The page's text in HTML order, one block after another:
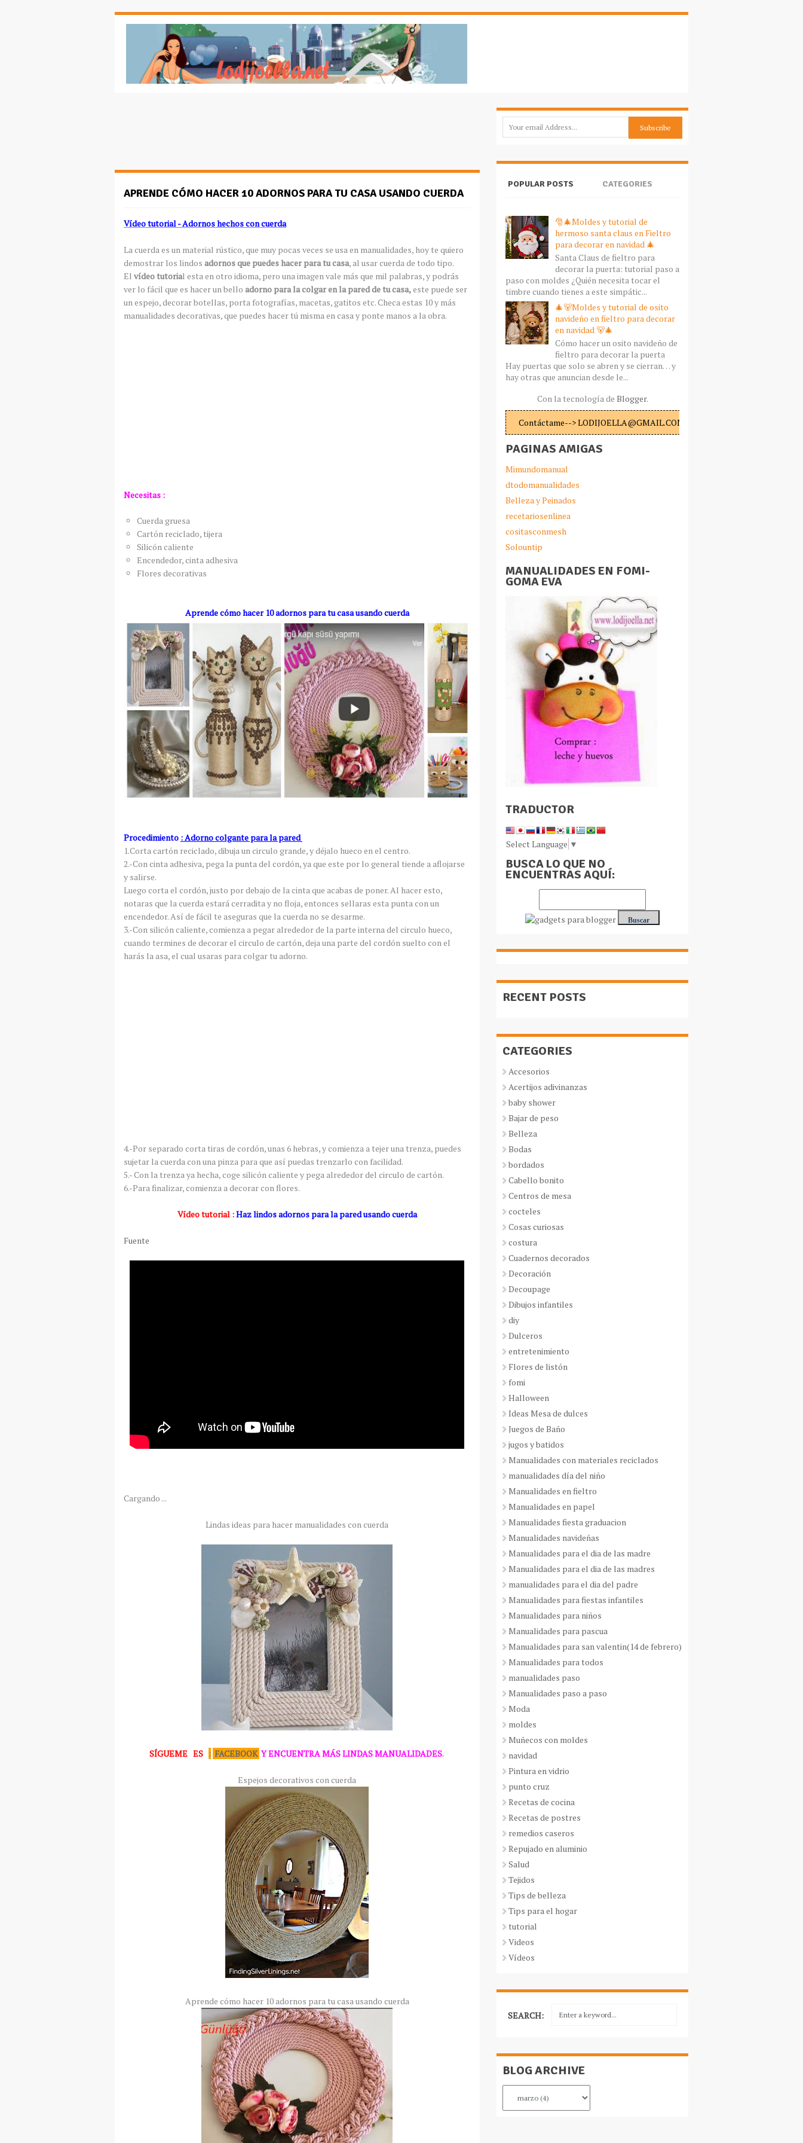
APRENDE CÓMO HACER 10 ADORNOS PARA TU CASA USANDO CUERDA
Vídeo tutorial - Adornos hechos con cuerda
La cuerda es un material rústico, que muy pocas veces se usa en manualidades, hoy te quiero
demostrar los lindos adornos que puedes hacer para tu casa, al usar cuerda de todo tipo.
El vídeo tutorial esta en otro idioma, pero una imagen vale más que mil palabras, y podrás
ver lo fácil que es hacer un bello adorno para la colgar en la pared de tu casa,este puede ser
un espejo, decorar botellas, porta fotografías, macetas, gatitos etc. Checa estas 10 y más
manualidades decorativas, que puedes hacer tú misma en casa y ponte manos a la obra.
Necesitas :
Cuerda gruesa
Cartón reciclado, tijera
Silicón caliente
Encendedor, cinta adhesiva
Flores decorativas
Aprende cómo hacer 10 adornos para tu casa usando cuerda
Procedimiento : Adorno colgante para la pared
1.Corta cartón reciclado, dibuja un circulo grande, y déjalo hueco en el centro.
2.-Con cinta adhesiva, pega la punta del cordón, ya que este por lo general tiende a aflojarse
y salirse.
Luego corta el cordón, justo por debajo de la cinta que acabas de poner. Al hacer esto,
notaras que la cuerda estará cerradita y no floja, entonces sellaras esta punta con un
encendedor. Así de fácil te aseguras que la cuerda no se desarme.
3.-Con silicón caliente, comienza a pegar alrededor de la parte interna del circulo hueco,
cuando termines de decorar el circulo de cartón, deja una parte del cordón suelto con el
harás la asa, el cual usaras para colgar tu adorno.
4.-Por separado corta tiras de cordón, unas 6 hebras, y comienza a tejer una trenza, puedes
sujetar la cuerda con una pinza para que así puedas trenzarlo con facilidad.
5.- Con la trenza ya hecha, coge silicón caliente y pega alrededor del circulo de cartón.
6.-Para finalizar, comienza a decorar con flores.
Vídeo tutorial :Haz lindos adornos para la pared usando cuerda
Fuente
Cargando ...
Lindas ideas para hacer manualidades con cuerda
SÍGUEME ES : FACEBOOK Y ENCUENTRA MÁS LINDAS MANUALIDADES.
Espejos decorativos con cuerda
Aprende cómo hacer 10 adornos para tu casa usando cuerda
POPULAR POSTS CATEGORIES
🎅🎄Moldes y tutorial de
hermoso santa claus en Fieltro
para decorar en navidad 🎄
Santa Claus de fieltro para
decorar la puerta: tutorial paso a
paso con moldes ¿Quién necesita tocar el
timbre cuando tienes a este simpátic...
🎄🐻Moldes y tutorial de osito
navideño en fieltro para decorar
en navidad 🐻🎄
Cómo hacer un osito navideño de
fieltro para decorar la puerta
Hay puertas que solo se abren y se cierran… y
hay otras que anuncian desde le...
Con la tecnología de Blogger.
Contáctame--> LODIJOELLA@GMAIL.COM
PAGINAS AMIGAS
Mimundomanual
dtodomanualidades
Belleza y Peinados
recetariosenlinea
cositasconmesh
Solountip
MANUALIDADES EN FOMI-
GOMA EVA
TRADUCTOR
Select Language ▼
BUSCA LO QUE NO
ENCUENTRAS AQUÍ:
RECENT POSTS
CATEGORIES
Accesorios
Acertijos adivinanzas
baby shower
Bajar de peso
Belleza
Bodas
bordados
Cabello bonito
Centros de mesa
cocteles
Cosas curiosas
costura
Cuadernos decorados
Decoración
Decoupage
Dibujos infantiles
diy
Dulceros
entretenimiento
Flores de listón
fomi
Halloween
Ideas Mesa de dulces
Juegos de Baño
jugos y batidos
Manualidades con materiales reciclados
manualidades día del niño
Manualidades en fieltro
Manualidades en papel
Manualidades fiesta graduacion
Manualidades navideñas
Manualidades para el dia de las madre
Manualidades para el dia de las madres
manualidades para el dia del padre
Manualidades para fiestas infantiles
Manualidades para niños
Manualidades para pascua
Manualidades para san valentin(14 de febrero)
Manualidades para todos
manualidades paso
Manualidades paso a paso
Moda
moldes
Muñecos con moldes
navidad
Pintura en vidrio
punto cruz
Recetas de cocina
Recetas de postres
remedios caseros
Repujado en aluminio
Salud
Tejidos
Tips de belleza
Tips para el hogar
tutorial
Videos
Vídeos
SEARCH:
BLOG ARCHIVE